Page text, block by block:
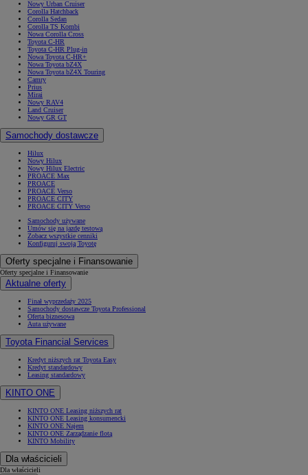
Nowy Urban Cruiser
Corolla Hatchback
Corolla Sedan
Corolla TS Kombi
Nowa Corolla Cross
Toyota C-HR
Toyota C-HR Plug-in
Nowa Toyota C-HR+
Nowa Toyota bZ4X
Nowa Toyota bZ4X Touring
Camry
Prius
Mirai
Nowy RAV4
Land Cruiser
Nowy GR GT
Samochody dostawcze
Hilux
Nowy Hilux
Nowy Hilux Electric
PROACE Max
PROACE
PROACE Verso
PROACE CITY
PROACE CITY Verso
Samochody używane
Umów się na jazdę testową
Zobacz wszystkie cenniki
Konfiguruj swoją Toyotę
Oferty specjalne i Finansowanie
Oferty specjalne i Finansowanie
Aktualne oferty
Finał wyprzedaży 2025
Samochody dostawcze Toyota Professional
Oferta biznesowa
Auta używane
Toyota Financial Services
Kredyt niższych rat Toyota Easy
Kredyt standardowy
Leasing standardowy
KINTO ONE
KINTO ONE Leasing niższych rat
KINTO ONE Leasing konsumencki
KINTO ONE Najem
KINTO ONE Zarządzanie flotą
KINTO Mobility
Dla właścicieli
Dla właścicieli